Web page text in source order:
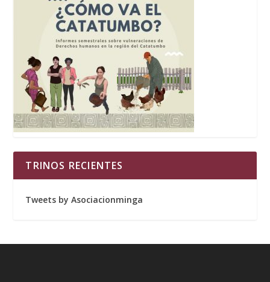
TRINOS RECIENTES
Tweets by Asociacionminga